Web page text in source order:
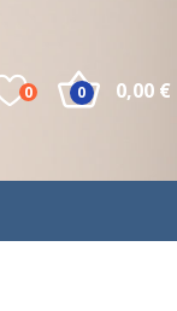
0 0,00 €
0